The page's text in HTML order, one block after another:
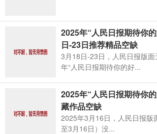
2025年“人民日报期待你
日-23日推荐精品空缺
3月18日-23日，人民日报版
年“人民日报期待你的好...
2025年“人民日报期待你
藏作品空缺
2025年3月16日，人民日报版
至3月16日）没...